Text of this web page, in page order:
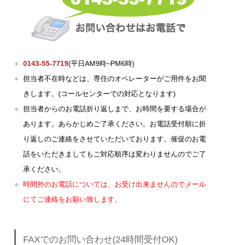
0143-55-7719(平日AM9時~PM6時)
担当者不在時などは、専任のオペレーターがご用件をお聞
きします。(コールセンターでの対応となります)
担当者からのお電話折り返しまで、お時間を要する場合が
あります。あらかじめご了承ください。お電話受付順に折
り返しのご連絡をさせていただいております。催促のお電
話をいただきましてもご対応順序は変わりませんのでご了
承ください。
時間外のお電話については、お受け出来ませんのでメール
にてご連絡をお願い致します。
FAXでのお問い合わせ(24時間受付OK)